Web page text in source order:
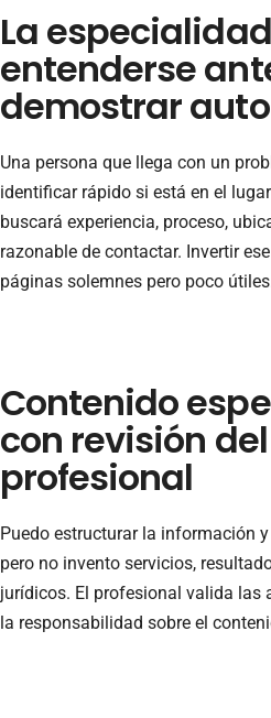
La
entenderse
demostrar
Una persona que llega con un
identificar rápido si está en el
buscará experiencia, proceso,
razonable de contactar. Invertir
páginas solemnes pero poco
Contenido
con revisión del
profesional
Puedo estructurar la información
pero no invento servicios,
jurídicos. El profesional valida las
la responsabilidad sobre el